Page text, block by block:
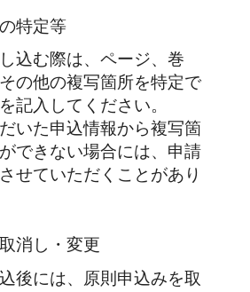
特定等
込む際は、ページ、巻
の他の複写箇所を特定で
記入してください。
いた申込情報から複写箇
できない場合には、申請
せていただくことがあり
消し・変更
後には、原則申込みを取